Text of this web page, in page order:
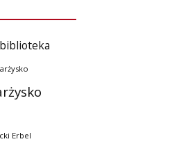
biblioteka
Erbel